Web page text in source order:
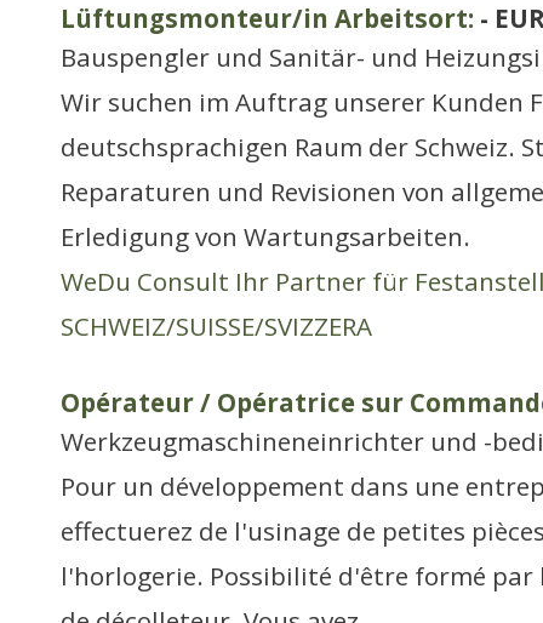
Lüftungsmonteur/in Arbeitsort: -
Bauspengler und Sanitär- und
Wir suchen im Auftrag unserer Kunden
deutschsprachigen Raum der Schweiz.
Reparaturen und Revisionen von
Erledigung von Wartungsarbeiten.
WeDu Consult Ihr Partner für
SCHWEIZ/SUISSE/SVIZZERA
Opérateur / Opératrice sur
Werkzeugmaschineneinrichter und -
Pour un développement dans une
effectuerez de l'usinage de petites
l'horlogerie. Possibilité d'être formé par